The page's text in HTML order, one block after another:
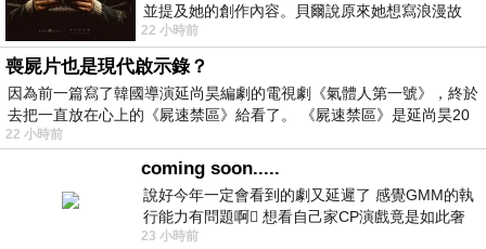
並提及她的創作內容。貝爾說原來她想寫浪漫故
事，妮琪回應：「不是浪漫故事，是愛情
22 小時前
喪屍片也是現代啟示錄？
因為前一篇寫了韓國導演延尚昊編劇的電視劇《氣體人第一號》，終於
去把一直放在心上的《屍速禁區》給看了。 《屍速禁區》是延尚昊20
22 小時前
coming soon.....
說好今年一定會看到的劇又延遲了 感覺GMM的執
行能力有問題啊🫩 想看自己家CP演戲竟是如此奢
侈的事 GMM你說看看啊😑 先把劇放
23 小時前